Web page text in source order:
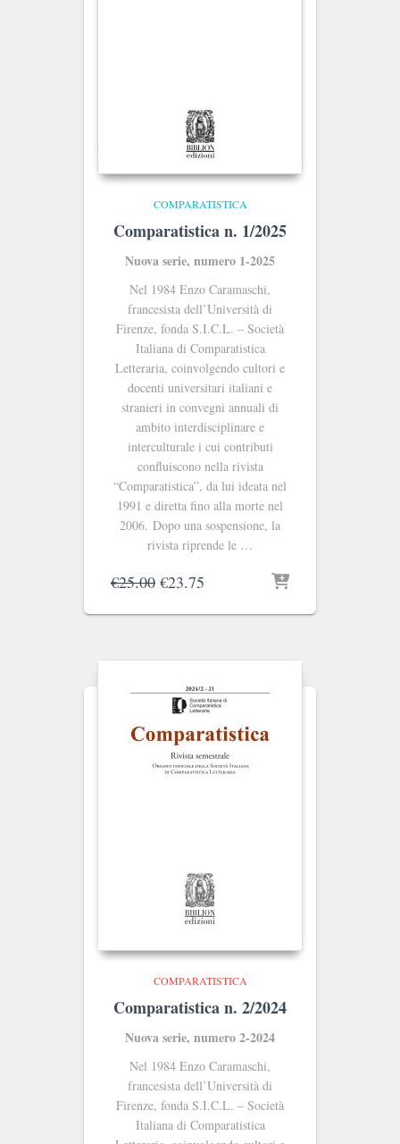
COMPARATISTICA
Comparatistica n. 1/2025
Nuova serie, numero 1-2025
Nel 1984 Enzo Caramaschi,
francesista dell’Università di
Firenze, fonda S.I.C.L. ‒ Società
Italiana di Comparatistica
Letteraria, coinvolgendo cultori e
docenti universitari italiani e
stranieri in convegni annuali di
ambito interdisciplinare e
interculturale i cui contributi
confluiscono nella rivista
“Comparatistica”, da lui ideata nel
1991 e diretta fino alla morte nel
2006. Dopo una sospensione, la
rivista riprende le …
€25.00 Il
originale
€25.00.
€23.75
attuale
€23.75.
COMPARATISTICA
Comparatistica n. 2/2024
Nuova serie, numero 2-2024
Nel 1984 Enzo Caramaschi,
francesista dell’Università di
Firenze, fonda S.I.C.L. ‒ Società
Italiana di Comparatistica